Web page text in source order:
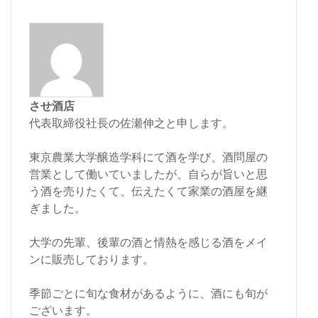
させ酒店
代表取締役社長の佐瀬伸之と申します。
東京農業大学醸造学科にて酒を学び、酒問屋の
営業として働いていましたが、自らが旨いと思
う酒を売りたくて、伝えたくて家業の酒屋を継
ぎました。
大学の先輩、後輩の酒と情熱を感じる酒をメイ
ンに販売しております。
季節ごとに旬な食材があるように、酒にも旬が
ございます。